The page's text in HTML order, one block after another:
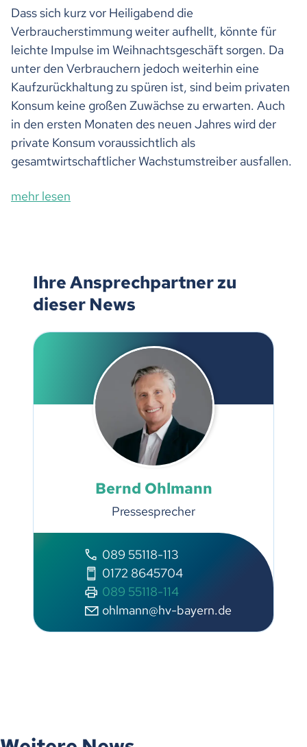
Dass sich kurz vor Heiligabend die
Verbraucherstimmung weiter aufhellt, könnte für
leichte Impulse im Weihnachtsgeschäft sorgen. Da
unter den Verbrauchern jedoch weiterhin eine
Kaufzurückhaltung zu spüren ist, sind beim privaten
Konsum keine großen Zuwächse zu erwarten. Auch
in den ersten Monaten des neuen Jahres wird der
private Konsum voraussichtlich als
gesamtwirtschaftlicher Wachstumstreiber ausfallen.
mehr lesen
Ihre Ansprechpartner zu
dieser News
Bernd Ohlmann
Pressesprecher
089 55118-113
0172 8645704
089 55118-114
ohlmann@hv-bayern.de